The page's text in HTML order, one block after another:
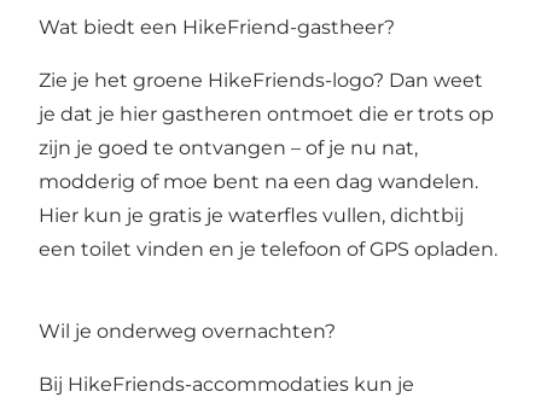
Wat biedt een HikeFriend-gastheer?
Zie je het groene HikeFriends-logo? Dan weet
je dat je hier gastheren ontmoet die er trots op
zijn je goed te ontvangen – of je nu nat,
modderig of moe bent na een dag wandelen.
Hier kun je gratis je waterfles vullen, dichtbij
een toilet vinden en je telefoon of GPS opladen.
Wil je onderweg overnachten?
Bij HikeFriends-accommodaties kun je